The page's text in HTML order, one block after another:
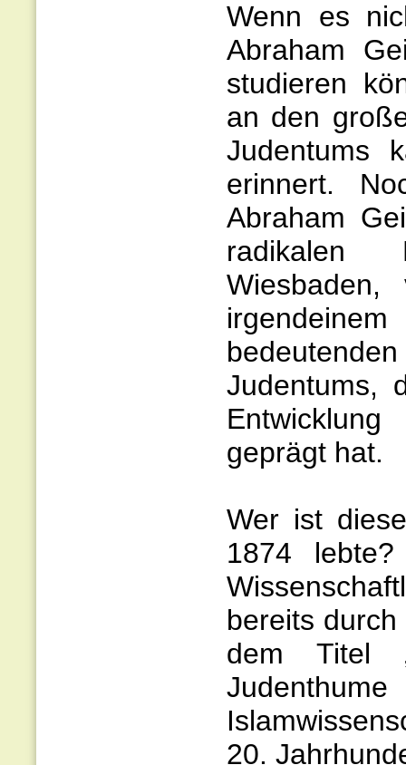
Wenn es
Abraham
studieren
an den
Judentums
erinnert.
Abraham
radikalen
Judentums,
geprägt hat.
Wer ist
1874
bereits
dem Titel
20.